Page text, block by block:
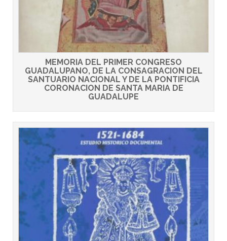
MEMORIA DEL PRIMER CONGRESO
GUADALUPANO, DE LA CONSAGRACION DEL
SANTUARIO NACIONAL Y DE LA PONTIFICIA
CORONACION DE SANTA MARIA DE
GUADALUPE